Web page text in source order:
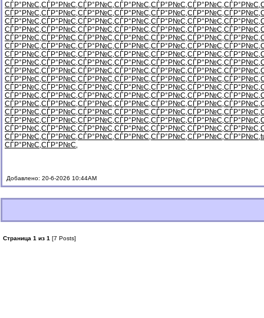
СЃР°Р№С‚СЃР°Р№С‚СЃР°Р№С‚СЃР°Р№С‚СЃР°Р№С‚СЃР°Р№С‚СЃР°Р№С‚
СЃР°Р№С‚СЃР°Р№С‚СЃР°Р№С‚СЃР°Р№С‚СЃР°Р№С‚СЃР°Р№С‚СЃР°Р№С‚
СЃР°Р№С‚СЃР°Р№С‚СЃР°Р№С‚СЃР°Р№С‚СЃР°Р№С‚СЃР°Р№С‚СЃР°Р№С‚
СЃР°Р№С‚СЃР°Р№С‚СЃР°Р№С‚СЃР°Р№С‚СЃР°Р№С‚СЃР°Р№С‚СЃР°Р№С‚
СЃР°Р№С‚СЃР°Р№С‚СЃР°Р№С‚СЃР°Р№С‚СЃР°Р№С‚СЃР°Р№С‚СЃР°Р№С‚
СЃР°Р№С‚СЃР°Р№С‚СЃР°Р№С‚СЃР°Р№С‚СЃР°Р№С‚СЃР°Р№С‚СЃР°Р№С‚
СЃР°Р№С‚СЃР°Р№С‚СЃР°Р№С‚СЃР°Р№С‚СЃР°Р№С‚СЃР°Р№С‚СЃР°Р№С‚
СЃР°Р№С‚СЃР°Р№С‚СЃР°Р№С‚СЃР°Р№С‚СЃР°Р№С‚СЃР°Р№С‚СЃР°Р№С‚
СЃР°Р№С‚СЃР°Р№С‚СЃР°Р№С‚СЃР°Р№С‚СЃР°Р№С‚СЃР°Р№С‚СЃР°Р№С‚
СЃР°Р№С‚СЃР°Р№С‚СЃР°Р№С‚СЃР°Р№С‚СЃР°Р№С‚СЃР°Р№С‚СЃР°Р№С‚
СЃР°Р№С‚СЃР°Р№С‚СЃР°Р№С‚СЃР°Р№С‚СЃР°Р№С‚СЃР°Р№С‚СЃР°Р№С‚
СЃР°Р№С‚СЃР°Р№С‚СЃР°Р№С‚СЃР°Р№С‚СЃР°Р№С‚СЃР°Р№С‚СЃР°Р№С‚
СЃР°Р№С‚СЃР°Р№С‚СЃР°Р№С‚СЃР°Р№С‚СЃР°Р№С‚СЃР°Р№С‚СЃР°Р№С‚
СЃР°Р№С‚СЃР°Р№С‚СЃР°Р№С‚СЃР°Р№С‚СЃР°Р№С‚СЃР°Р№С‚СЃР°Р№С‚
СЃР°Р№С‚СЃР°Р№С‚СЃР°Р№С‚СЃР°Р№С‚СЃР°Р№С‚СЃР°Р№С‚СЃР°Р№С‚
СЃР°Р№С‚СЃР°Р№С‚СЃР°Р№С‚СЃР°Р№С‚СЃР°Р№С‚СЃР°Р№С‚СЃР°Р№С‚
СЃР°Р№С‚СЃР°Р№С‚СЃР°Р№С‚СЃР°Р№С‚СЃР°Р№С‚СЃР°Р№С‚СЃР°Р№С‚
СЃР°Р№С‚СЃР°Р№С‚
Добавлено: 20-6-2026 10:44AM
Страница 1 из 1 [7 Posts]